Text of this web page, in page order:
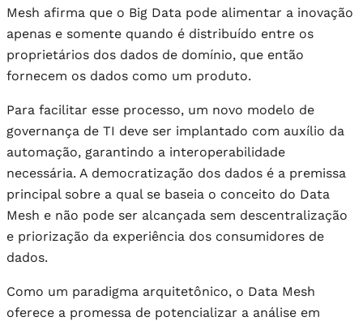
Mesh afirma que o Big Data pode alimentar a inovação
apenas e somente quando é distribuído entre os
proprietários dos dados de domínio, que então
fornecem os dados como um produto.
Para facilitar esse processo, um novo modelo de
governança de TI deve ser implantado com auxílio da
automação, garantindo a interoperabilidade
necessária. A democratização dos dados é a premissa
principal sobre a qual se baseia o conceito do Data
Mesh e não pode ser alcançada sem descentralização
e priorização da experiência dos consumidores de
dados.
Como um paradigma arquitetônico, o Data Mesh
oferece a promessa de potencializar a análise em